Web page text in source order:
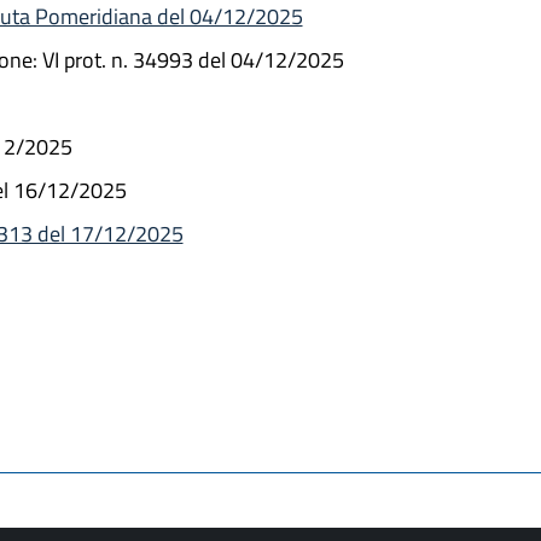
Pomeridiana del 04/12/2025
VI prot. n. 34993 del 04/12/2025
2025
16/12/2025
del 17/12/2025